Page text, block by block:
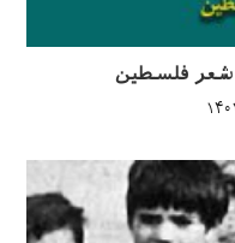
شعر فلسطین